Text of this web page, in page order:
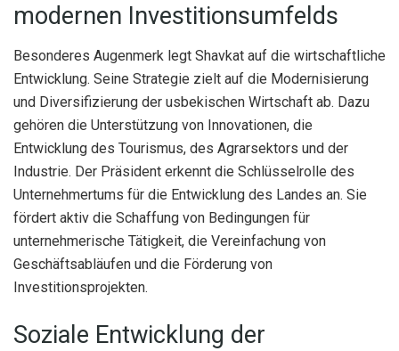
modernen Investitionsumfelds
Besonderes Augenmerk legt Shavkat auf die wirtschaftliche
Entwicklung. Seine Strategie zielt auf die Modernisierung
und Diversifizierung der usbekischen Wirtschaft ab. Dazu
gehören die Unterstützung von Innovationen, die
Entwicklung des Tourismus, des Agrarsektors und der
Industrie. Der Präsident erkennt die Schlüsselrolle des
Unternehmertums für die Entwicklung des Landes an. Sie
fördert aktiv die Schaffung von Bedingungen für
unternehmerische Tätigkeit, die Vereinfachung von
Geschäftsabläufen und die Förderung von
Investitionsprojekten.
Soziale Entwicklung der